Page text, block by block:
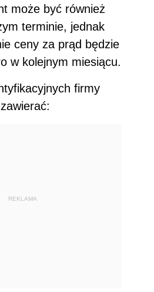
może być również
terminie, jednak
ceny za prąd będzie
w kolejnym miesiącu.
firmy
REKLAMA